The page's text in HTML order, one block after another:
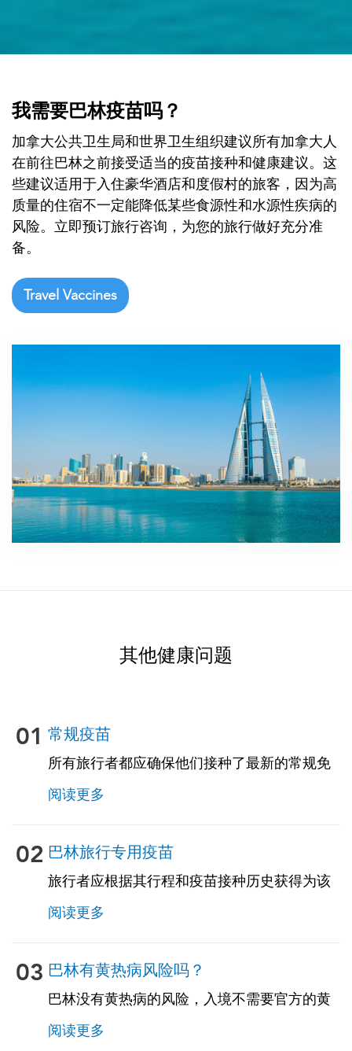
我需要巴林疫苗吗？
加拿大公共卫生局和世界卫生组织建议所有加拿大人
在前往巴林之前接受适当的疫苗接种和健康建议。这
些建议适用于入住豪华酒店和度假村的旅客，因为高
质量的住宿不一定能降低某些食源性和水源性疾病的
风险。立即预订旅行咨询，为您的旅行做好充分准
备。
Travel Vaccines
其他健康问题
01 常规疫苗
所有旅行者都应确保他们接种了最新的常规免
疫接种。其中一些疫苗包括：• 水痘（水痘）•
破伤风-白喉-百日咳 • 麻疹-腮腺炎-风疹
（MMR）• 肺炎球菌（适用于65岁及以上的成
年人，以及所有患有慢性病或免疫功能低下的
阅读更多
02 巴林旅行专用疫苗
旅行者应根据其行程和疫苗接种历史获得为该
国量身定制的旅行相关疫苗。见下文！
阅读更多
03 巴林有黄热病风险吗？
巴林没有黄热病的风险，入境不需要官方的黄
热病疫苗接种证书。但是，如果您来自存在黄
热病的国家，则可能需要疫苗接种证明。请咨
阅读更多